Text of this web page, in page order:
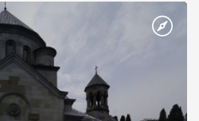
став Василем-християнином.
На честь Херсонесу Таврійського